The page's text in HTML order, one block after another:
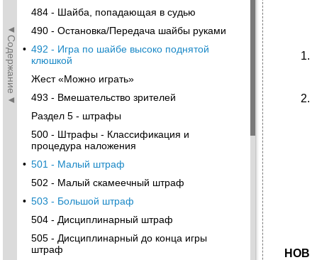
◄Содержание◄
484 - Шайба, попадающая в судью
490 - Остановка/Передача шайбы руками
• 492 - Игра по шайбе высоко поднятой
клюшкой
Жест «Можно играть»
493 - Вмешательство зрителей
Раздел 5 - штрафы
500 - Штрафы - Классификация и
процедура наложения
• 501 - Малый штраф
502 - Малый скамеечный штраф
• 503 - Большой штраф
504 - Дисциплинарный штраф
505 - Дисциплинарный до конца игры
штраф
НОВ